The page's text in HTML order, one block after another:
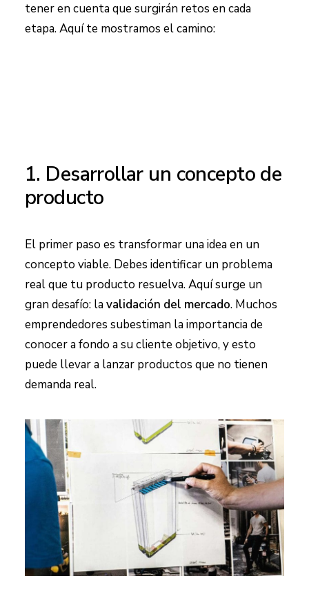
tener en cuenta que surgirán retos en cada
etapa. Aquí te mostramos el camino:
1. Desarrollar un concepto de
producto
El primer paso es transformar una idea en un
concepto viable. Debes identificar un problema
real que tu producto resuelva. Aquí surge un
gran desafío: lavalidación del mercado. Muchos
emprendedores subestiman la importancia de
conocer a fondo a su cliente objetivo, y esto
puede llevar a lanzar productos que no tienen
demanda real.